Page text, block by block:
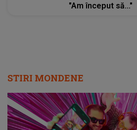
"Am început să..."
STIRI MONDENE